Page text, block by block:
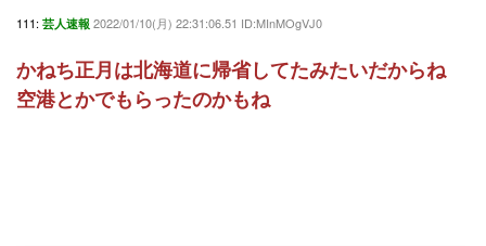
111: 芸人速報 2022/01/10(月) 22:31:06.51 ID:MInMOgVJ0
かねち正月は北海道に帰省してたみたいだからね
空港とかでもらったのかもね